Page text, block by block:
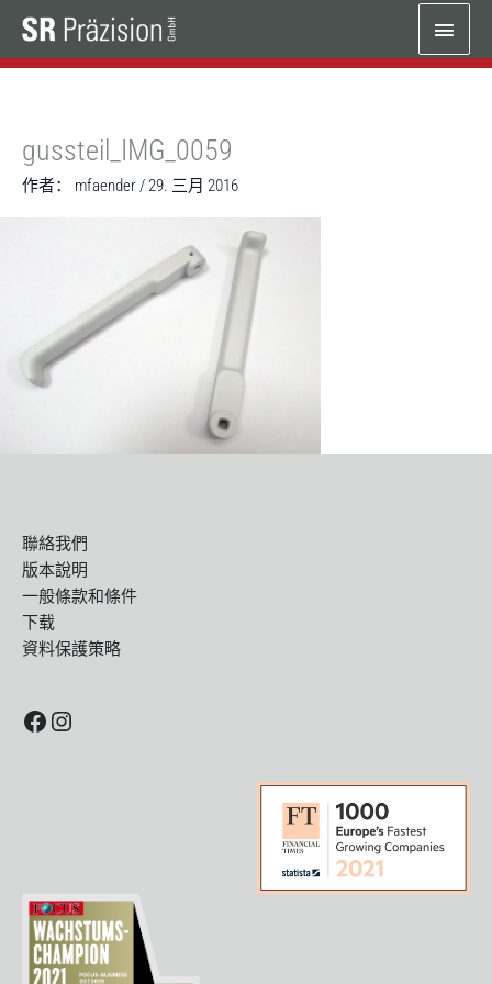
内
主
菜
gussteil_IMG_0059
作者： mfaender /29. 三月 2016
聯絡我們
版本說明
一般條款和條件
下载
資料保護策略
Facebook
Instagram